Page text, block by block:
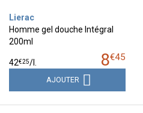
Lierac
Homme gel douche Intégral
200ml
8€45
42€25/
AJOUTER